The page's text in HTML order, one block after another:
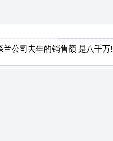
公司去年的销售额 是八千万!